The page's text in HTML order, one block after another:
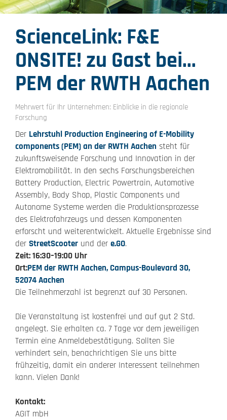
ScienceLink: F&E
ONSITE! zu Gast bei...
PEM der RWTH Aachen
Mehrwert für Ihr Unternehmen: Einblicke in die regionale
Forschung
Der Lehrstuhl Production Engineering of E-Mobility
components (PEM) an der RWTH Aachen steht für
zukunftsweisende Forschung und Innovation in der
Elektromobilität. In den sechs Forschungsbereichen
Battery Production, Electric Powertrain, Automotive
Assembly, Body Shop, Plastic Components und
Autonome Systeme werden die Produktionsprozesse
des Elektrofahrzeugs und dessen Komponenten
erforscht und weiterentwickelt. Aktuelle Ergebnisse sind
der StreetScooter und der e.GO.
Zeit: 16:30–19:00 Uhr
Ort:PEM der RWTH Aachen, Campus-Boulevard 30,
52074 Aachen
Die Teilnehmerzahl ist begrenzt auf 30 Personen.
Die Veranstaltung ist kostenfrei und auf gut 2 Std.
angelegt. Sie erhalten ca. 7 Tage vor dem jeweiligen
Termin eine Anmeldebestätigung. Sollten Sie
verhindert sein, benachrichtigen Sie uns bitte
frühzeitig, damit ein anderer Interessent teilnehmen
kann. Vielen Dank!
Kontakt:
AGIT mbH